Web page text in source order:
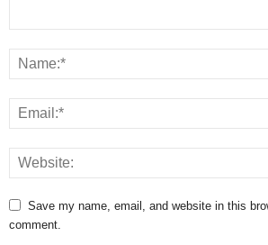
Save my name, email, and website in this
comment.